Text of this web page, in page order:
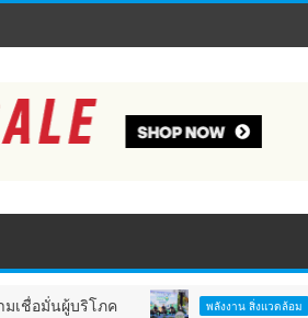
พลังงาน สิ่งแวดล้อม โรงไฟฟ้าบีแอ